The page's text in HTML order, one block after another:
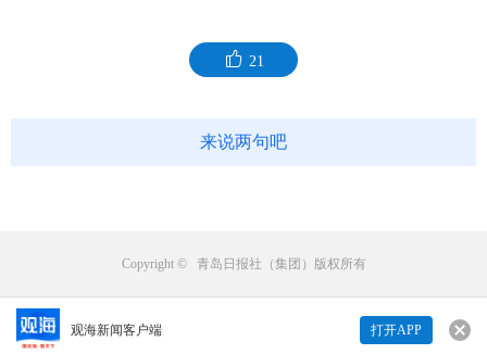
观海新闻客户端 打开APP
21
来说两句吧
来说两句吧...
Copyright © 青岛日报社（集团）版权所有